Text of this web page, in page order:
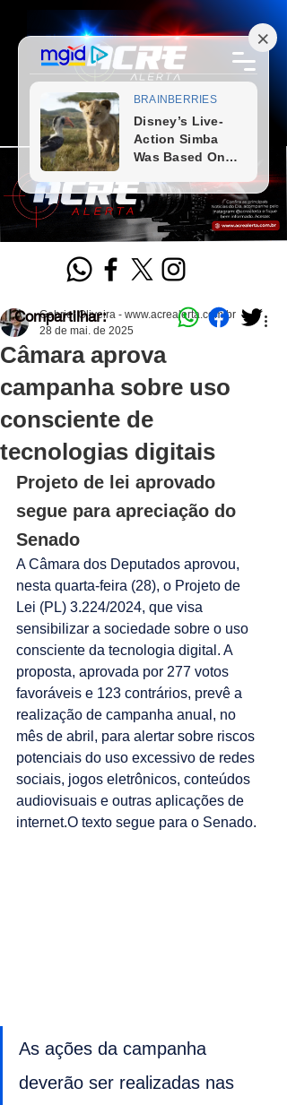
Câmara aprova
campanha sobre uso
consciente de
tecnologias digitais
Gabriel Oliveira - www.acrealerta.com.br
28 de mai. de 2025
Projeto de lei aprovado
segue para apreciação do
Senado
A Câmara dos Deputados aprovou,
nesta quarta-feira (28), o Projeto de
Lei (PL) 3.224/2024, que visa
sensibilizar a sociedade sobre o uso
consciente da tecnologia digital. A
proposta, aprovada por 277 votos
favoráveis e 123 contrários, prevê a
realização de campanha anual, no
mês de abril, para alertar sobre riscos
potenciais do uso excessivo de redes
sociais, jogos eletrônicos, conteúdos
audiovisuais e outras aplicações de
internet.O texto segue para o Senado.
As ações da campanha
deverão ser realizadas nas
Compartilhar: